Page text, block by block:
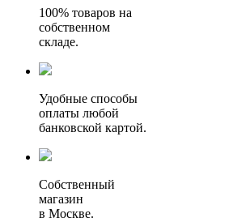
100% товаров на
собственном
складе.
Удобные способы
оплаты любой
банковской картой.
Собственный
магазин
в Москве.